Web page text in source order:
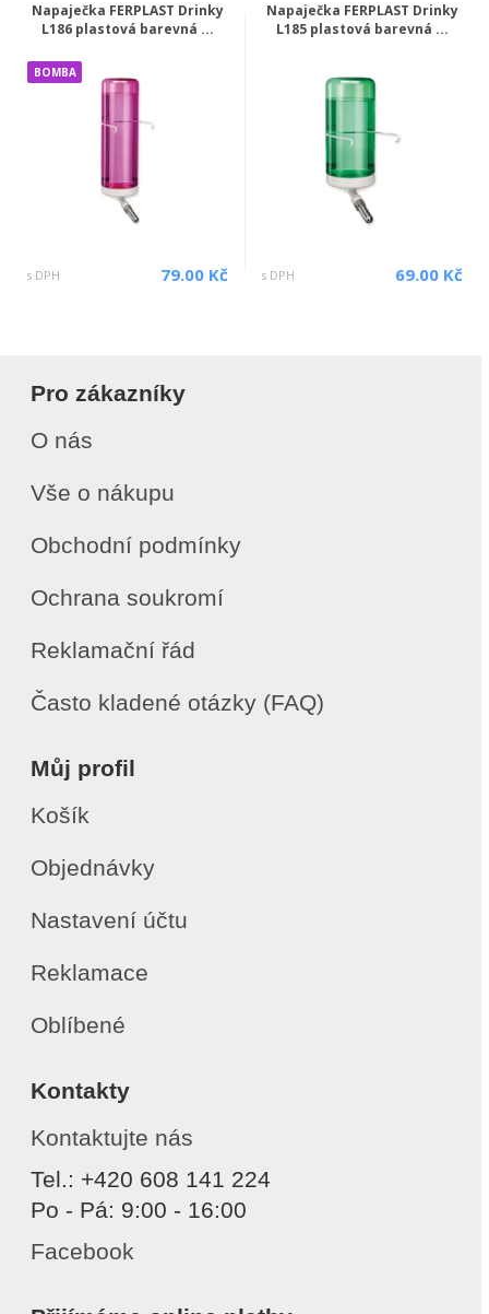
Napaječka FERPLAST Drinky
L186 plastová barevná ...
BOMBA
s DPH 79.00 Kč
Napaječka FERPLAST Drinky
L185 plastová barevná ...
s DPH 69.00 Kč
Pro zákazníky
O nás
Vše o nákupu
Obchodní podmínky
Ochrana soukromí
Reklamační řád
Často kladené otázky (FAQ)
Můj profil
Košík
Objednávky
Nastavení účtu
Reklamace
Oblíbené
Kontakty
Kontaktujte nás
Tel.: +420 608 141 224
Po - Pá: 9:00 - 16:00
Facebook